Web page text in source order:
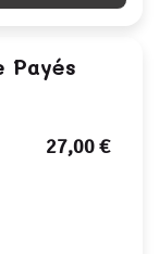
Payés
27,00 €